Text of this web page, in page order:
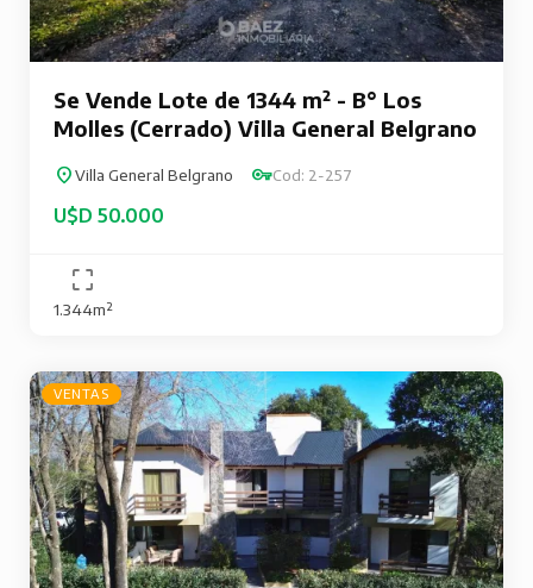
Se Vende Lote de 1344 m² - B° Los
Molles (Cerrado) Villa General Belgrano
Villa General Belgrano Cod: 2-257
U$D 50.000
1.344m²
VENTAS